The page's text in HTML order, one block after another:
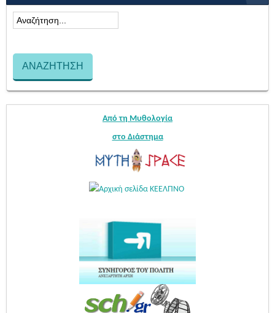
Από τη Μυθολογία
στο Διάστημα